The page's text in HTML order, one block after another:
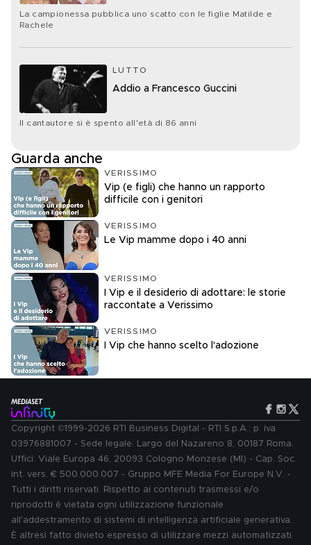
La campionessa pubblica uno scatto con le figlie Matilde e
Rachele
LUTTO
Addio a Francesco Guccini
Il cantautore si è spento all'età di 86 anni
Guarda anche
VERISSIMO
Vip (e figli) che hanno un rapporto
difficile con i genitori
VERISSIMO
Le Vip mamme dopo i 40 anni
VERISSIMO
I Vip e il desiderio di adottare: le storie
raccontate a Verissimo
VERISSIMO
I Vip che hanno scelto l'adozione
Copyright ©1999-2026 RTI Business Digital - RTI S.p.A.: p. iva
03976881007 - Sede legale: Largo del Nazareno 8, 00187 Roma.
Uffici: Viale Europa 46, 20093 Cologno Monzese (MI) - Cap. Soc.
int. vers. € 500.000.007 - Gruppo MFE Media For Europe N.V. -
Tutti i diritti riservati. Rispetto ai contenuti trasmessi e/o
riprodotti è vietata ogni utilizzazione funzionale
all'addestramento di sistemi di intelligenza artificiale generativa.
È altresì fatto divieto espresso di utilizzare mezzi automatizzati